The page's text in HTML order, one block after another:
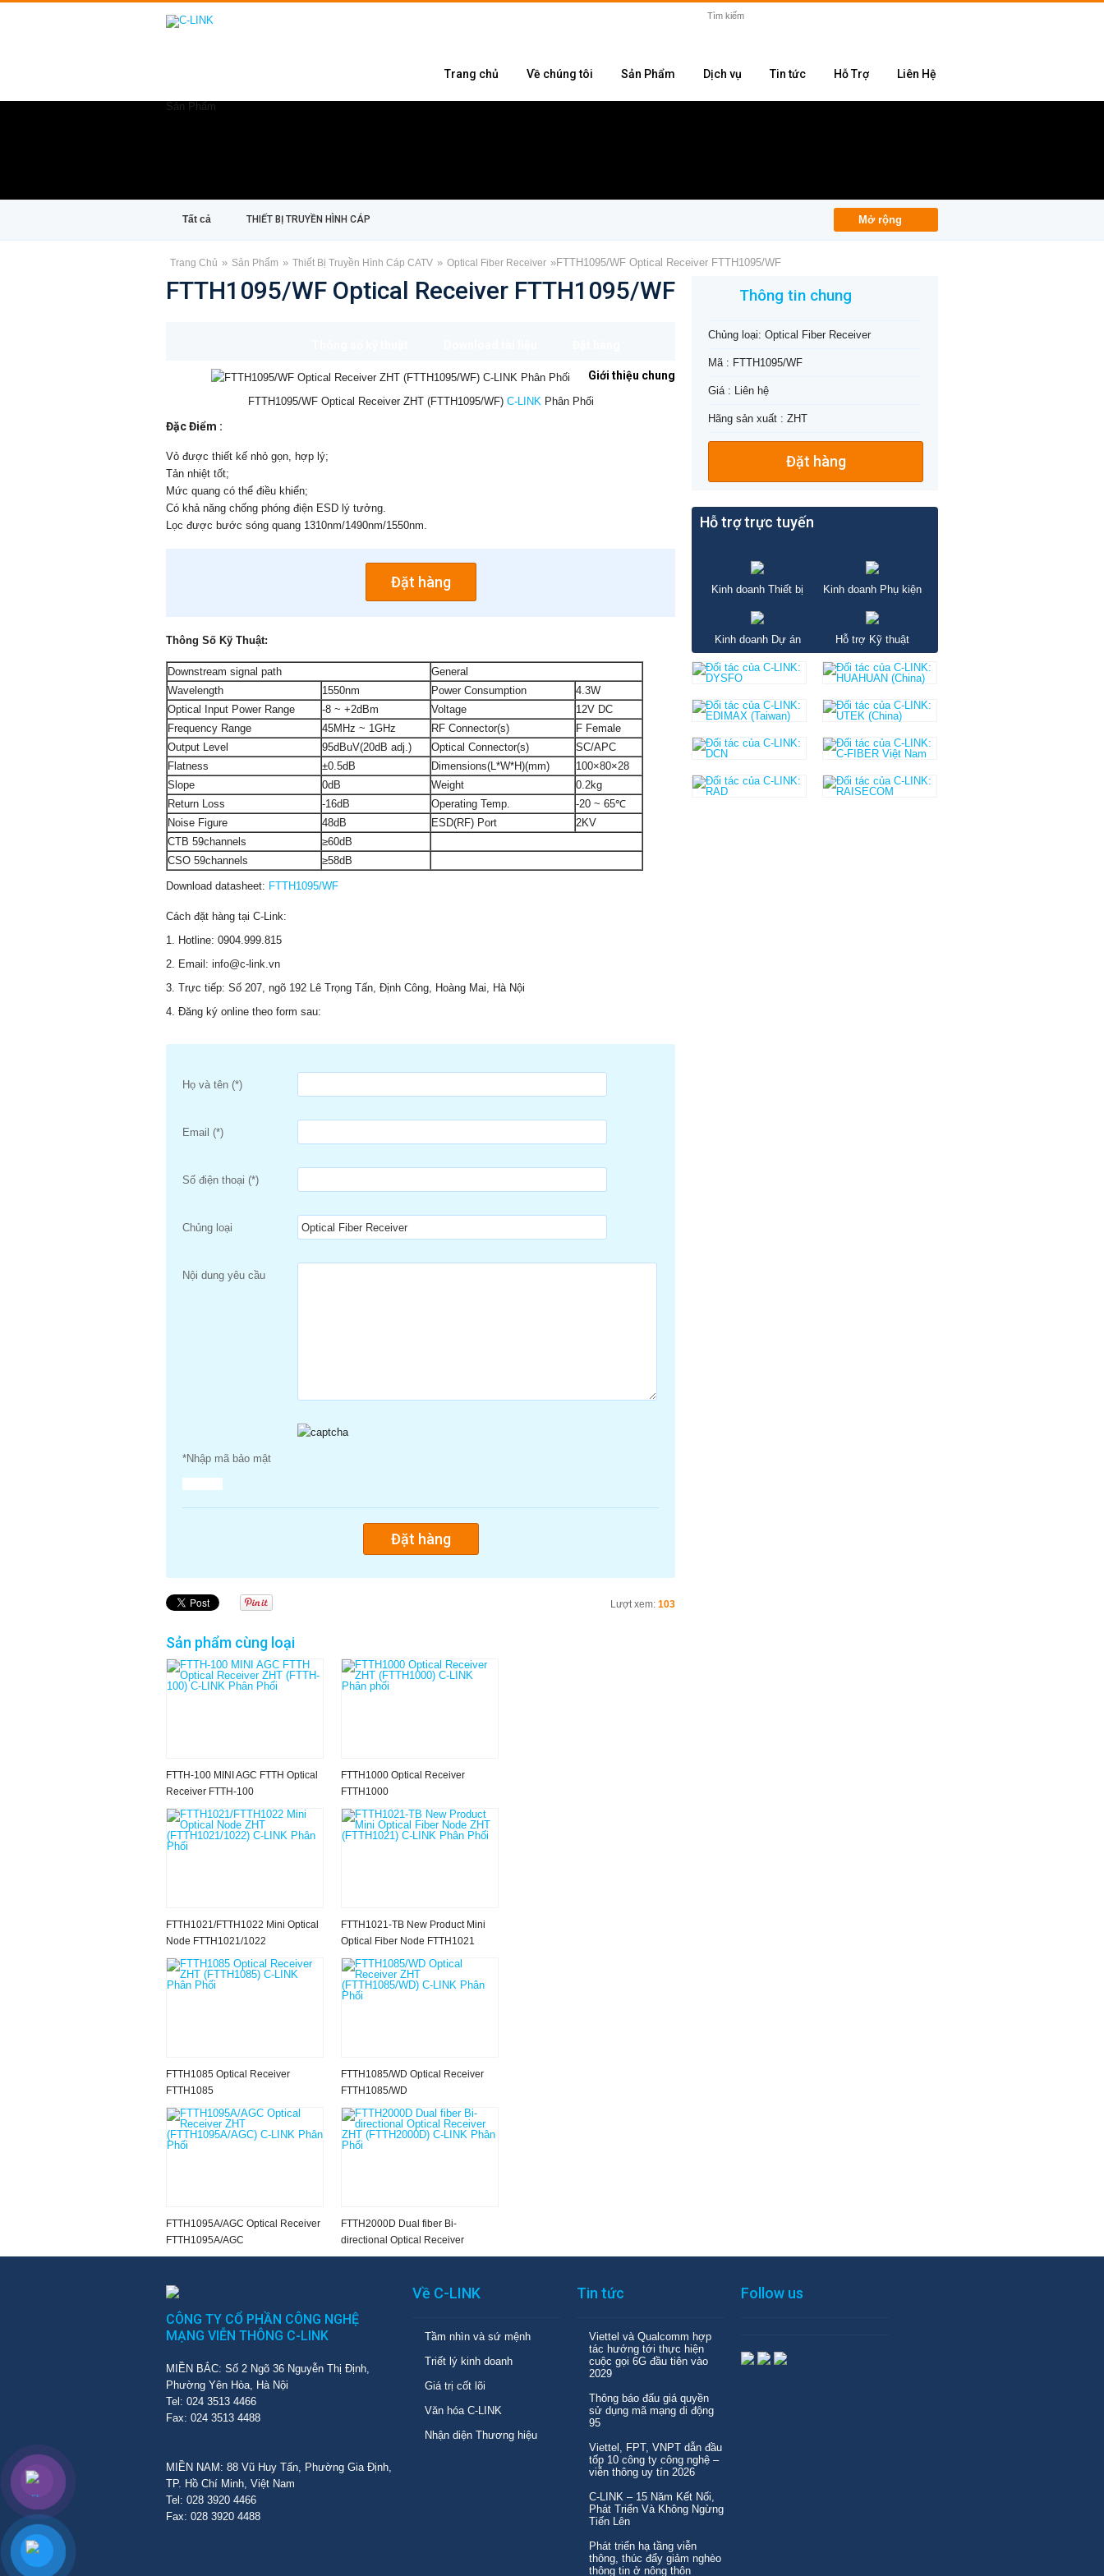
Trang chủ Về chúng tôi Sản Phẩm Dịch vụ Tin tức Hỗ Trợ Liên Hệ
Sản Phẩm
Tất cả
THIẾT BỊ TRUYỀN HÌNH CÁP
Mở rộng
Trang Chủ » Sản Phẩm » Thiết Bị Truyền Hình Cáp CATV » Optical Fiber Receiver »FTTH1095/WF Optical Receiver FTTH1095/WF
FTTH1095/WF Optical Receiver FTTH1095/WF
Giới thiệu chung
FTTH1095/WF Optical Receiver ZHT (FTTH1095/WF) C-LINKPhân Phối
Đặc Điểm :
Vỏ được thiết kế nhỏ gọn, hợp lý;
Tản nhiệt tốt;
Mức quang có thể điều khiển;
Có khả năng chống phóng điện ESD lý tưởng.
Lọc được bước sóng quang 1310nm/1490nm/1550nm.
Đặt hàng
Thông Số Kỹ Thuật:
Downstream signal path
General
Wavelength
1550nm Power Consumption
4.3W
Optical Input Power Range
-8 ~ +2dBm Voltage
12V DC
Frequency Range
45MHz ~ 1GHz RF Connector(s)
F Female
Output Level
95dBuV(20dB adj.) Optical Connector(s)
SC/APC
Flatness
±0.5dB Dimensions(L*W*H)(mm)
100×80×28
Slope
0dB Weight
0.2kg
Return Loss
-16dB Operating Temp.
-20 ~ 65℃
Noise Figure
48dB ESD(RF) Port
2KV
CTB 59channels
≥60dB
CSO 59channels
≥58dB
Download datasheet: FTTH1095/WF
Cách đặt hàng tại C-Link:
1. Hotline: 0904.999.815
2. Email: info@c-link.vn
3. Trực tiếp: Số 207, ngõ 192 Lê Trọng Tấn, Định Công, Hoàng Mai, Hà Nội
4. Đăng ký online theo form sau:
Họ và tên (*)
Email (*)
Số điện thoại (*)
Chủng loại
Nội dung yêu cầu
*Nhập mã bảo mật
Lượt xem: 103
Sản phẩm cùng loại
FTTH-100 MINI AGC FTTH Optical
Receiver FTTH-100
FTTH1000 Optical Receiver
FTTH1000
FTTH1021/FTTH1022 Mini Optical
Node FTTH1021/1022
FTTH1021-TB New Product Mini
Optical Fiber Node FTTH1021
FTTH1085 Optical Receiver
FTTH1085
FTTH1085/WD Optical Receiver
FTTH1085/WD
FTTH1095A/AGC Optical Receiver
FTTH1095A/AGC
FTTH2000D Dual fiber Bi-
directional Optical Receiver
Thông tin chung
Chủng loại: Optical Fiber Receiver
Mã : FTTH1095/WF
Giá : Liên hệ
Hãng sản xuất : ZHT
Đặt hàng
Hỗ trợ trực tuyến
Kinh doanh Thiết bị Kinh doanh Phụ kiện
Kinh doanh Dự án Hỗ trợ Kỹ thuật
CÔNG TY CỔ PHẦN CÔNG NGHỆ
MẠNG VIỄN THÔNG C-LINK
MIỀN BẮC: Số 2 Ngõ 36 Nguyễn Thị Định,
Phường Yên Hòa, Hà Nội
Tel: 024 3513 4466
Fax: 024 3513 4488
MIỀN NAM: 88 Vũ Huy Tấn, Phường Gia Định,
TP. Hồ Chí Minh, Việt Nam
Tel: 028 3920 4466
Fax: 028 3920 4488
Về C-LINK
Tầm nhìn và sứ mệnh
Triết lý kinh doanh
Giá trị cốt lõi
Văn hóa C-LINK
Nhận diện Thương hiệu
Tin tức
Viettel và Qualcomm hợp
tác hướng tới thực hiện
cuộc gọi 6G đầu tiên vào
2029
Thông báo đấu giá quyền
sử dụng mã mạng di động
95
Viettel, FPT, VNPT dẫn đầu
tốp 10 công ty công nghệ –
viễn thông uy tín 2026
C-LINK – 15 Năm Kết Nối,
Phát Triển Và Không Ngừng
Tiến Lên
Phát triển hạ tầng viễn
thông, thúc đẩy giảm nghèo
thông tin ở nông thôn
Follow us